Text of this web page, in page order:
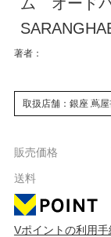
著者：
取扱店舗：銀座 蔦
販売価格
送料
Vポイントの利用手